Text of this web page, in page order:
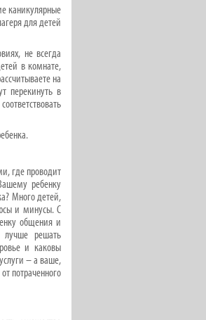
каникулярные
для детей
не всегда
в комнате,
на
перекинуть в
где проводит
ребенку
Много детей,
и минусы. С
общения и
лучше решать
и каковы
– а ваше,
потраченного